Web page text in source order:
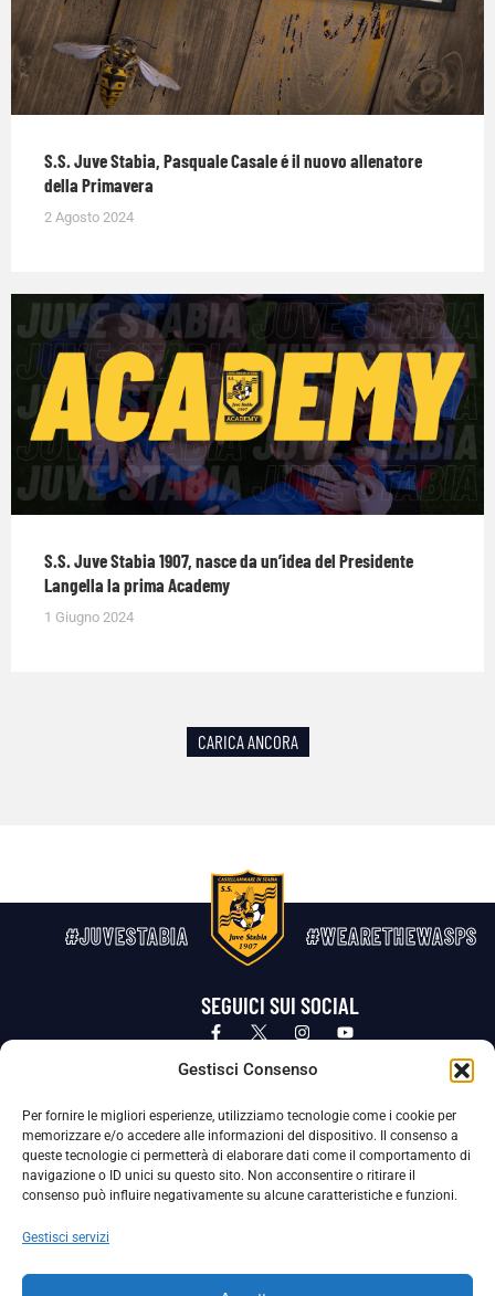
Gestisci Consenso
Per fornire le migliori esperienze, utilizziamo tecnologie come i cookie per
memorizzare e/o accedere alle informazioni del dispositivo. Il consenso a
queste tecnologie ci permetterà di elaborare dati come il comportamento di
navigazione o ID unici su questo sito. Non acconsentire o ritirare il
consenso può influire negativamente su alcune caratteristiche e funzioni.
Gestisci servizi
S.S. Juve Stabia, Pasquale Casale é il nuovo allenatore
della Primavera
2 Agosto 2024
S.S. Juve Stabia 1907, nasce da un’idea del Presidente
Langella la prima Academy
1 Giugno 2024
CARICA ANCORA
#JUVESTABIA #WEARETHEWASPS
SEGUICI SUI SOCIAL
Privacy Policy Cookie Policy
La Società ha nominato il Responsabile della Protezione dei Dati Personali (DPO), figura specializzata che vigila sulle modalità
adottate dalla nostra Società per tutelare i Suoi dati personali.
Per contattare il DPO può scrivere a